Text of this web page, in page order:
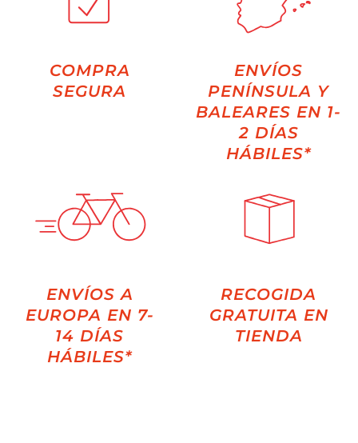
COMPRA
SEGURA
ENVÍOS
PENÍNSULA Y
BALEARES EN 1-
2 DÍAS
HÁBILES*
ENVÍOS A
EUROPA EN 7-
14 DÍAS
HÁBILES*
RECOGIDA
GRATUITA EN
TIENDA